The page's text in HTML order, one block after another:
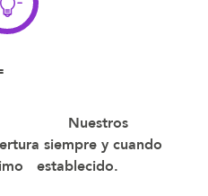
Nuestros
siempre y cuando
establecido.